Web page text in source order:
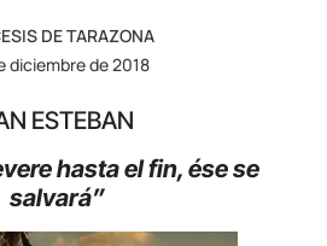
DE TARAZONA
diciembre de 2018
ESTEBAN
hasta el fin, ése se
salvará”